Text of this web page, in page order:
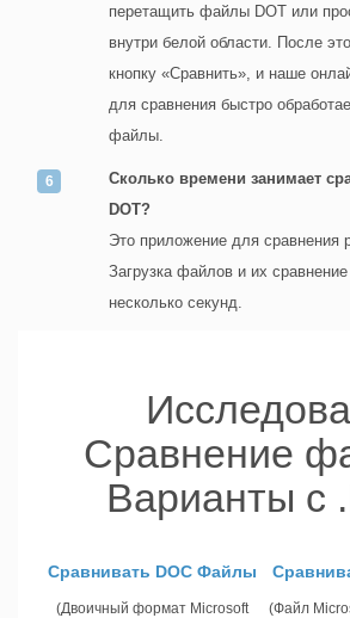
перетащить файлы DOT или
внутри белой области. После
кнопку «Сравнить», и наше
для сравнения быстро
файлы.
Сколько времени занимает
DOT?
Это приложение для сравнения
Загрузка файлов и их
несколько секунд.
Сравнение
Варианты с
Сравнивать DOC Файлы
(Двоичный формат Microsoft
(Файл